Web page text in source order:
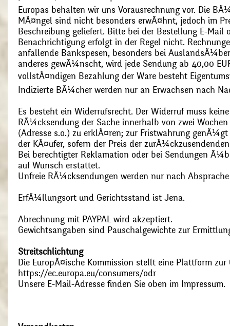
Europas behalten wir uns Vorausrechnung vor. Die
MÃ¤ngel sind nicht besonders erwÃ¤hnt, jedoch im
Beschreibung geliefert. Bitte bei der Bestellung E-Mail
Benachrichtigung erfolgt in der Regel nicht.
anfallende Bankspesen, besonders bei
anderes gewÃ¼nscht, wird jede Sendung ab 40,00
vollstÃ¤ndigen Bezahlung der Ware besteht
Indizierte BÃ¼cher werden nur an Erwachsen nach
Es besteht ein Widerrufsrecht. Der Widerruf muss
RÃ¼cksendung der Sache innerhalb von zwei
(Adresse s.o.) zu erklÃ¤ren; zur Fristwahrung
der KÃ¤ufer, sofern der Preis der
Bei berechtigter Reklamation oder bei Sendungen
auf Wunsch erstattet.
Unfreie RÃ¼cksendungen werden nur nach
ErfÃ¼llungsort und Gerichtsstand ist Jena.
Abrechnung mit PAYPAL wird akzeptiert.
Gewichtsangaben sind Pauschalgewichte zur
Streitschlichtung
Die EuropÃ¤ische Kommission stellt eine Plattform
https://ec.europa.eu/consumers/odr
Unsere E-Mail-Adresse finden Sie oben im Impressum.